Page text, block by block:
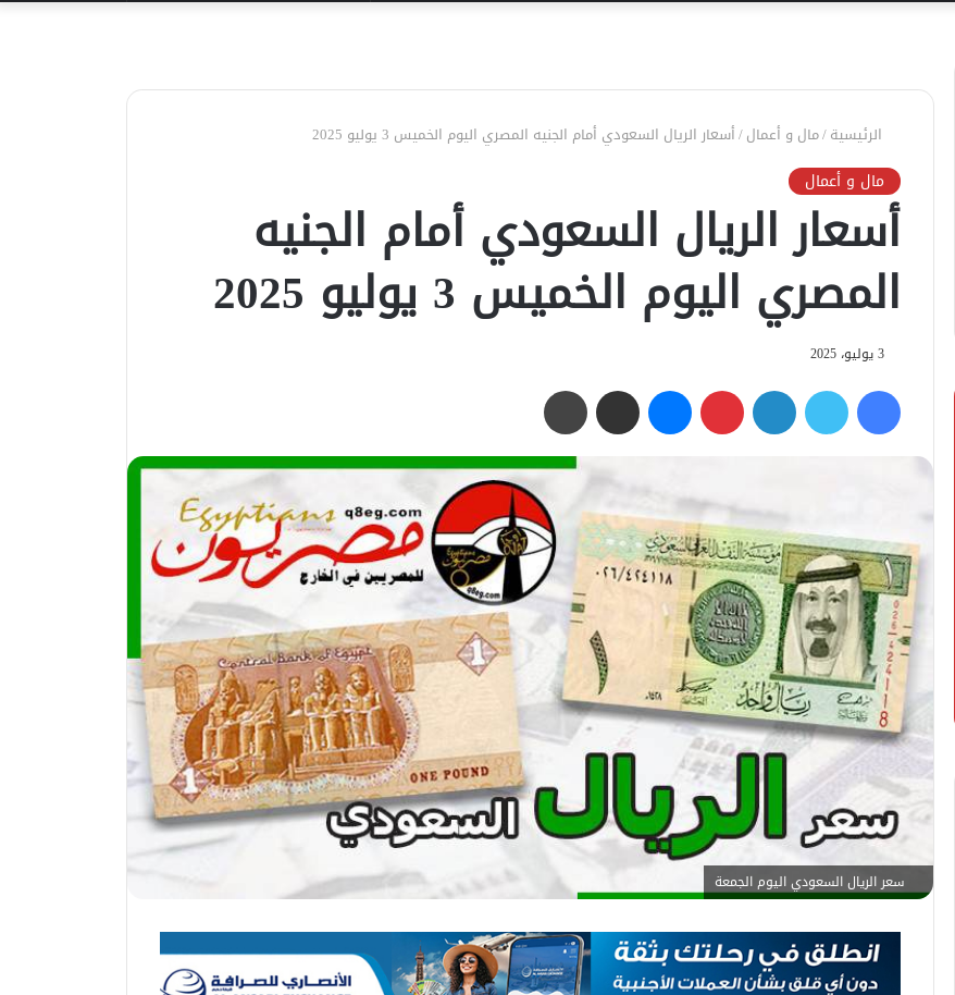
الرئيسية/مال و أعمال/أسعار الريال السعودي أمام الجنيه المصري اليوم الخميس 3 يوليو 2025
مال و أعمال
أسعار الريال السعودي أمام الجنيه
المصري اليوم الخميس 3 يوليو 2025
3 يوليو، 2025
فيسبوك تويتر لينكدإن بينتيريست ماسنجر مشاركة عبر البريد
سعر الريال السعودي اليوم الجمعة